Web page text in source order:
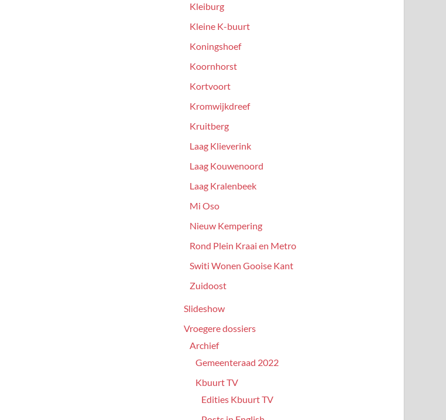
Kleiburg
Kleine K-buurt
Koningshoef
Koornhorst
Kortvoort
Kromwijkdreef
Kruitberg
Laag Klieverink
Laag Kouwenoord
Laag Kralenbeek
Mi Oso
Nieuw Kempering
Rond Plein Kraai en Metro
Switi Wonen Gooise Kant
Zuidoost
Slideshow
Vroegere dossiers
Archief
Gemeenteraad 2022
Kbuurt TV
Edities Kbuurt TV